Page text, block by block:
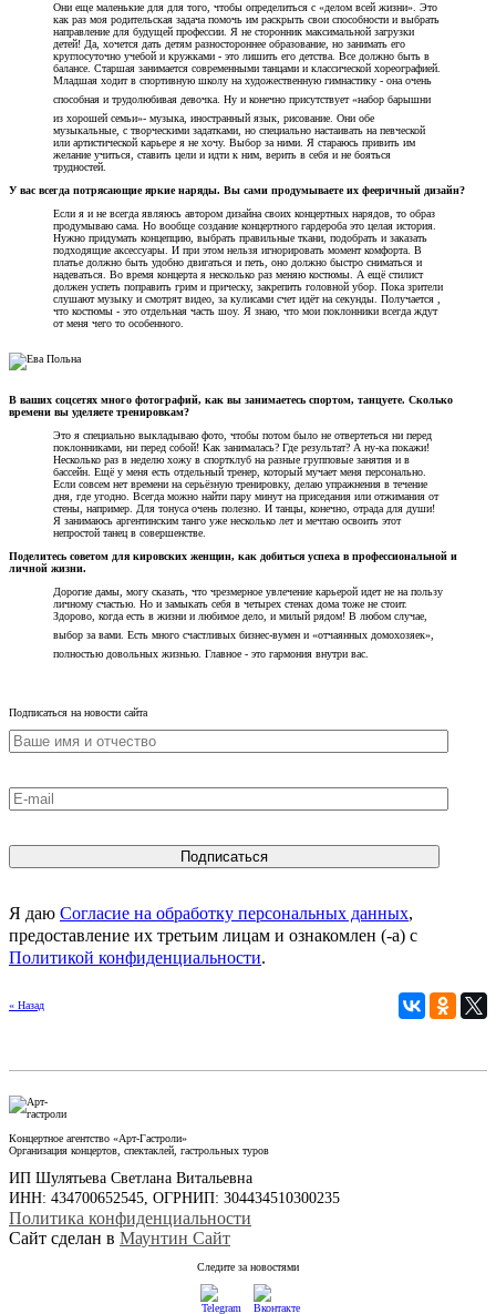
Они еще маленькие для для того, чтобы определиться с «делом всей жизни». Это
как раз моя родительская задача помочь им раскрыть свои способности и выбрать
направление для будущей профессии. Я не сторонник максимальной загрузки
детей! Да, хочется дать детям разностороннее образование, но занимать его
круглосуточно учебой и кружками - это лишить его детства. Все должно быть в
балансе. Старшая занимается современными танцами и классической хореографией.
Младшая ходит в спортивную школу на художественную гимнастику - она очень
способная и трудолюбивая девочка. Ну и конечно присутствует«набор барышни
из хорошей семьи»- музыка, иностранный язык, рисование. Они обе
музыкальные, с творческими задатками, но специально настаивать на певческой
или артистической карьере я не хочу. Выбор за ними. Я стараюсь привить им
желание учиться, ставить цели и идти к ним, верить в себя и не бояться
трудностей.
У вас всегда потрясающие яркие наряды. Вы сами продумываете их фееричный дизайн?
Если я и не всегда являюсь автором дизайна своих концертных нарядов, то образ
продумываю сама. Но вообще создание концертного гардероба это целая история.
Нужно придумать концепцию, выбрать правильные ткани, подобрать и заказать
подходящие аксессуары. И при этом нельзя игнорировать момент комфорта. В
платье должно быть удобно двигаться и петь, оно должно быстро сниматься и
надеваться. Во время концерта я несколько раз меняю костюмы. А ещё стилист
должен успеть поправить грим и прическу, закрепить головной убор. Пока зрители
слушают музыку и смотрят видео, за кулисами счет идёт на секунды. Получается ,
что костюмы - это отдельная часть шоу. Я знаю, что мои поклонники всегда ждут
от меня чего то особенного.
В ваших соцсетях много фотографий, как вы занимаетесь спортом, танцуете. Сколько
времени вы уделяете тренировкам?
Это я специально выкладываю фото, чтобы потом было не отвертеться ни перед
поклонниками, ни перед собой! Как занималась? Где результат? А ну-ка покажи!
Несколько раз в неделю хожу в спортклуб на разные групповые занятия и в
бассейн. Ещё у меня есть отдельный тренер, который мучает меня персонально.
Если совсем нет времени на серьёзную тренировку, делаю упражнения в течение
дня, где угодно. Всегда можно найти пару минут на приседания или отжимания от
стены, например. Для тонуса очень полезно. И танцы, конечно, отрада для души!
Я занимаюсь аргентинским танго уже несколько лет и мечтаю освоить этот
непростой танец в совершенстве.
Поделитесь советом для кировских женщин, как добиться успеха в профессиональной и
личной жизни.
Дорогие дамы, могу сказать, что чрезмерное увлечение карьерой идет не на пользу
личному счастью. Но и замыкать себя в четырех стенах дома тоже не стоит.
Здорово, когда есть в жизни и любимое дело, и милый рядом! В любом случае,
выбор за вами. Есть много счастливых бизнес-вумен и «отчаянных домохозяек»,
полностью довольных жизнью. Главное - это гармония внутри вас.
Подписаться на новости сайта
Я даю Согласие на обработку персональных данных,
предоставление их третьим лицам и ознакомлен (-а) c
Политикой конфиденциальности.
« Назад
Концертное агентство «Арт-Гастроли»
Организация концертов, спектаклей, гастрольных туров
ИП Шулятьева Светлана Витальевна
ИНН: 434700652545, ОГРНИП: 304434510300235
Политика конфиденциальности
Сайт сделан в Маунтин Сайт
Следите за новостями